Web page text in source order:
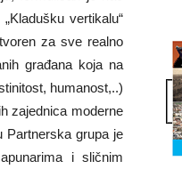
vertikalu“
za sve realno
građana koja na
humanost,..)
zajednica moderne
Partnerska grupa je
i sličnim